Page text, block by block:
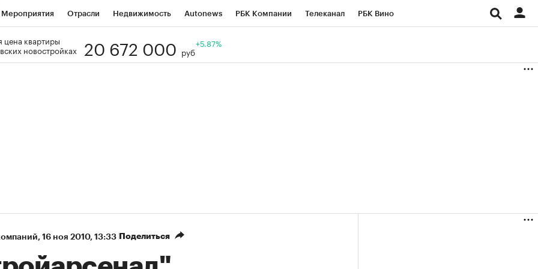
Мероприятия Отрасли Недвижимость Autonews РБК Компании Телеканал РБК Вино
Визионеры
цена квартиры
новостройках
20 672 000 руб
+5.87%
⁠, 16 ноя 2010, 13:33 Поделиться